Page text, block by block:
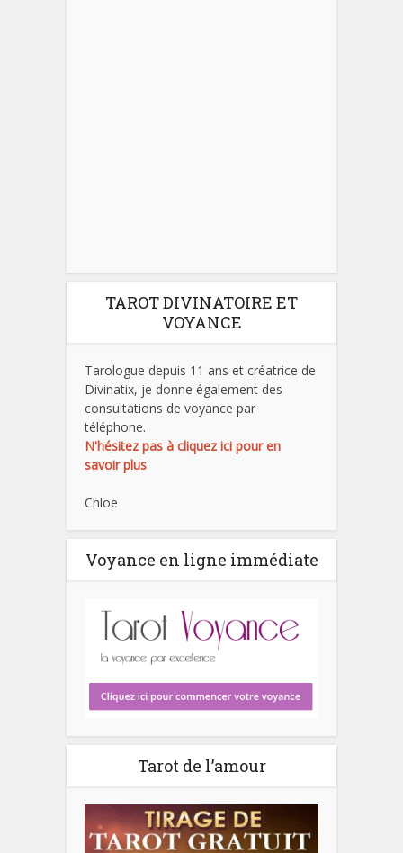
TAROT DIVINATOIRE ET
VOYANCE
Tarologue depuis 11 ans et créatrice de
Divinatix, je donne également des
consultations de voyance par
téléphone.
N'hésitez pas à cliquez ici pour en
savoir plus
Chloe
Voyance en ligne immédiate
Tarot de l’amour